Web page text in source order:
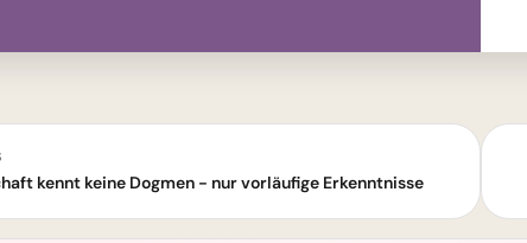
kennt keine Dogmen - nur vorläufige Erkenntnisse